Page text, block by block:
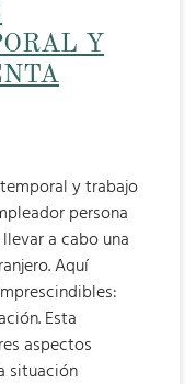
Y
y trabajo
persona
a cabo una
Aquí
Esta
aspectos
situación